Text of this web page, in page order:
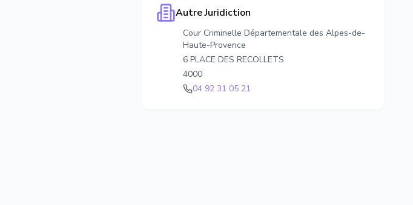
Autre Juridiction
Cour Criminelle Départementale des Alpes-de-
Haute-Provence
6 PLACE DES RECOLLETS
4000
04 92 31 05 21